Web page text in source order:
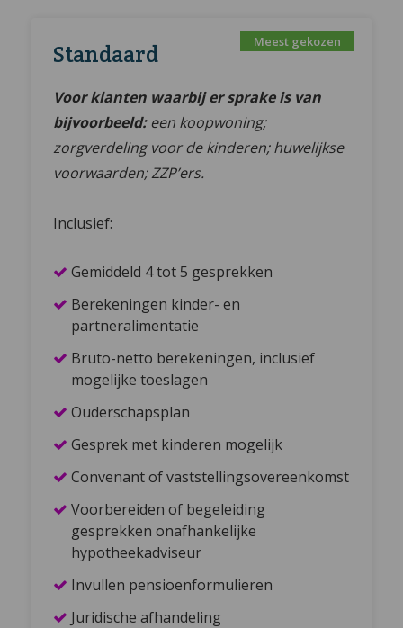
Standaard
Voor klanten waarbij er sprake is van
bijvoorbeeld: een koopwoning;
zorgverdeling voor de kinderen; huwelijkse
voorwaarden; ZZP’ers.
Inclusief:
Gemiddeld 4 tot 5 gesprekken
Berekeningen kinder- en
partneralimentatie
Bruto-netto berekeningen, inclusief
mogelijke toeslagen
Ouderschapsplan
Gesprek met kinderen mogelijk
Convenant of vaststellingsovereenkomst
Voorbereiden of begeleiding
gesprekken onafhankelijke
hypotheekadviseur
Invullen pensioenformulieren
Juridische afhandeling